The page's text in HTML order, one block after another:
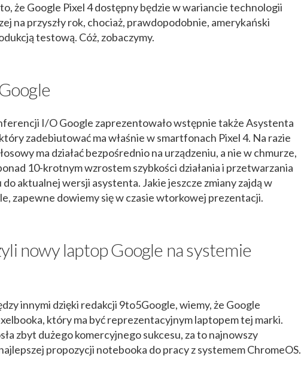
że Google Pixel 4 dostępny będzie w wariancie technologii
na przyszły rok, chociaż, prawdopodobnie, amerykański
testową. Cóż, zobaczymy.
I/O Google zaprezentowało wstępnie także Asystenta
zadebiutować ma właśnie w smartfonach Pixel 4. Na razie
ma działać bezpośrednio na urządzeniu, a nie w chmurze,
10-krotnym wzrostem szybkości działania i przetwarzania
aktualnej wersji asystenta. Jakie jeszcze zmiany zajdą w
zapewne dowiemy się w czasie wtorkowej prezentacji.
nowy laptop Google na systemie
innymi dzięki redakcji 9to5Google, wiemy, że Google
który ma być reprezentacyjnym laptopem tej marki.
zbyt dużego komercyjnego sukcesu, za to najnowszy
propozycji notebooka do pracy z systemem ChromeOS.